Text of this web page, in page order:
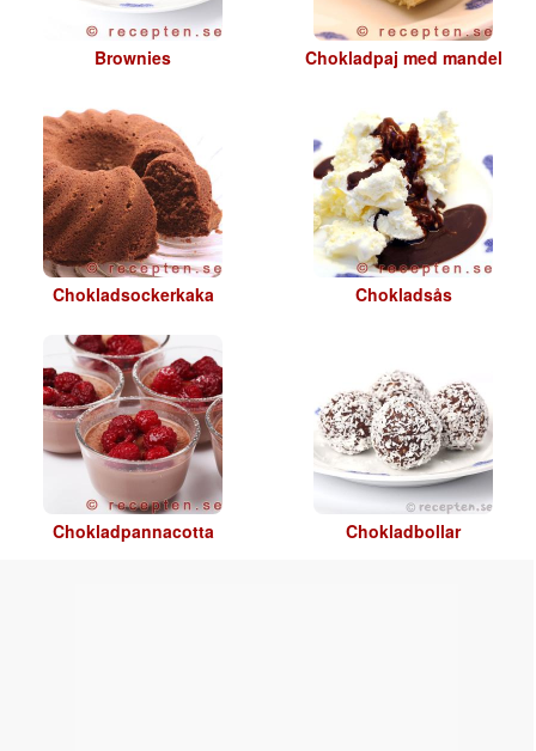
Brownies Chokladpaj med mandel
Chokladsockerkaka Chokladsås
Chokladpannacotta Chokladbollar